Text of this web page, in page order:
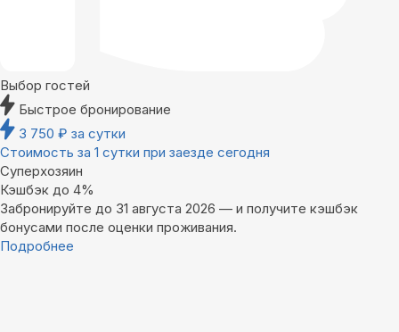
Выбор гостей
Быстрое бронирование
3 750 ₽ за сутки
Стоимость за 1 сутки при заезде сегодня
Суперхозяин
Кэшбэк до 4%
Забронируйте до 31 августа 2026 — и получите кэшбэк
бонусами после оценки проживания.
Подробнее